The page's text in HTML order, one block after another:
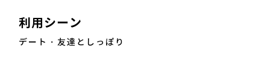
利用シーン
デート・友達としっぽり